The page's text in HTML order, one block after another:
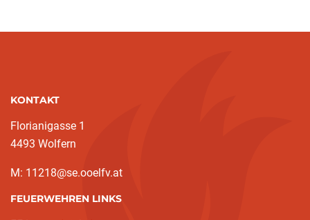
KONTAKT
Florianigasse 1
4493 Wolfern
M: 11218@se.ooelfv.at
FEUERWEHREN LINKS